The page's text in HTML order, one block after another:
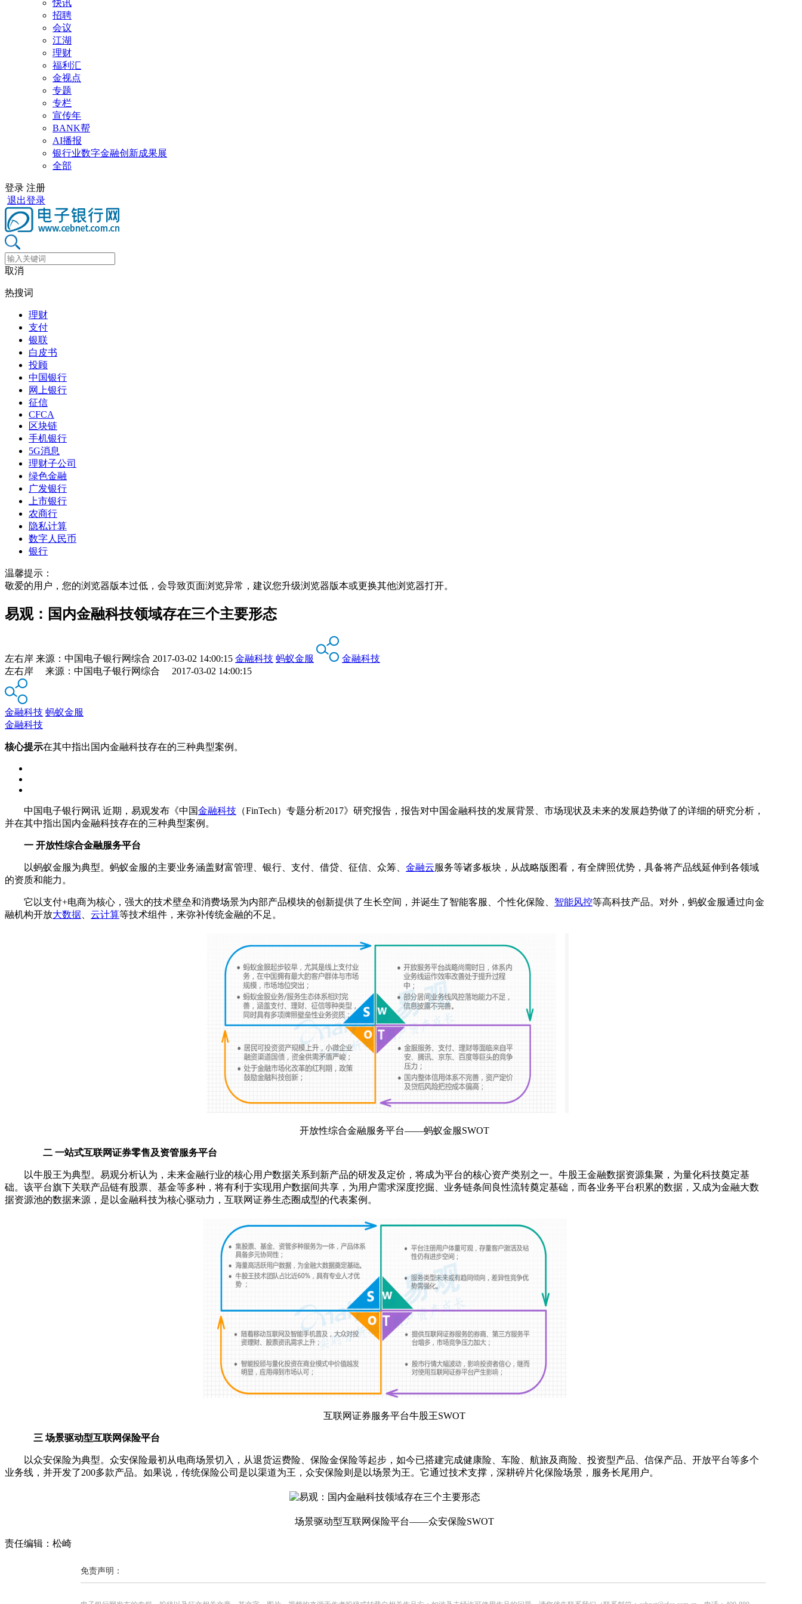
快讯
招聘
会议
江湖
理财
福利汇
金视点
专题
专栏
宣传年
BANK帮
AI播报
银行业数字金融创新成果展
全部
登录 注册
退出登录
取消
热搜词
理财
支付
银联
白皮书
投顾
中国银行
网上银行
征信
CFCA
区块链
手机银行
5G消息
理财子公司
绿色金融
广发银行
上市银行
农商行
隐私计算
数字人民币
银行
温馨提示：
敬爱的用户，您的浏览器版本过低，会导致页面浏览异常，建议您升级浏览器版本或更换其他浏览器打开。
易观：国内金融科技领域存在三个主要形态
左右岸 来源： 中国电子银行网综合 2017-03-02 14:00:15 金融科技 蚂蚁金服
金融科技
左右岸 来源：中国电子银行网综合 2017-03-02 14:00:15
金融科技 蚂蚁金服
金融科技
核心提示在其中指出国内金融科技存在的三种典型案例。
中国电子银行网讯 近期，易观发布《中国金融科技 （FinTech）专题分析2017》研究报告，报告对中国金融科技的发展背景、市场现状及未来的发展趋势做了的详细的研究分析，
并在其中指出国内金融科技存在的三种典型案例。
一 开放性综合金融服务平台
以蚂蚁金服为典型。蚂蚁金服的主要业务涵盖财富管理、银行、支付、借贷、征信、众筹、 金融云服务等诸多板块，从战略版图看，有全牌照优势，具备将产品线延伸到各领域
的资质和能力。
它以支付+电商为核心，强大的技术壁垒和消费场景为内部产品模块的创新提供了生长空间，并诞生了智能客服、个性化保险、 智能风控等高科技产品。对外，蚂蚁金服通过向金
融机构开放大数据 云计算等技术组件，来弥补传统金融的不足。
开放性综合金融服务平台——蚂蚁金服SWOT
二 一站式互联网证券零售及资管服务平台
以牛股王为典型。易观分析认为，未来金融行业的核心用户数据关系到新产品的研发及定价，将成为平台的核心资产类别之一。牛股王金融数据资源集聚，为量化科技奠定基
础。该平台旗下关联产品链有股票、基金等多种，将有利于实现用户数据间共享，为用户需求深度挖掘、业务链条间良性流转奠定基础，而各业务平台积累的数据，又成为金融大数
据资源池的数据来源，是以金融科技为核心驱动力，互联网证券生态圈成型的代表案例。
互联网证券服务平台牛股王SWOT
三 场景驱动型互联网保险平台
以众安保险为典型。众安保险最初从电商场景切入，从退货运费险、保险金保险等起步，如今已搭建完成健康险、车险、航旅及商险、投资型产品、信保产品、开放平台等多个
业务线，并开发了200多款产品。如果说，传统保险公司是以渠道为王，众安保险则是以场景为王。它通过技术支撑，深耕碎片化保险场景，服务长尾用户。
场景驱动型互联网保险平台——众安保险SWOT
责任编辑：松崎
免责声明：